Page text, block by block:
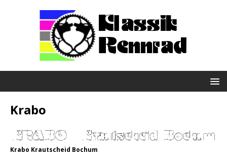
Krabo
Krabo Krautscheid Bochum